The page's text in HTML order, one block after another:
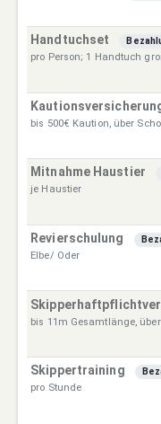
Handtuchset
pro Person; 1 Handtuch
bis 500€ Kaution, über
Mitnahme Haustier
je Haustier
Revierschulung
Elbe/ Oder
bis 11m Gesamtlänge,
Skippertraining
pro Stunde